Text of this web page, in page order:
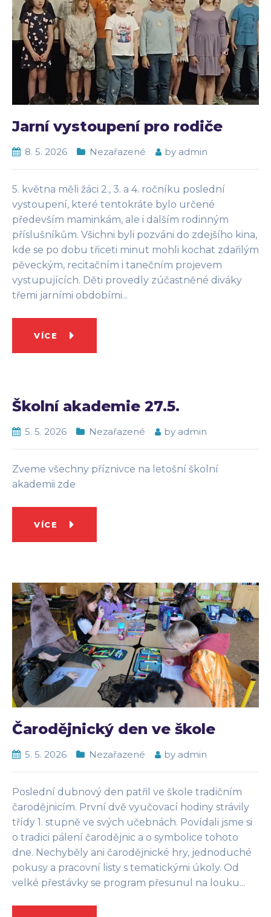
Jarní vystoupení pro rodiče
8. 5. 2026 Nezařazené by admin
5. května měli žáci 2., 3. a 4. ročníku poslední
vystoupení, které tentokráte bylo určené
především maminkám, ale i dalším rodinným
příslušníkům. Všichni byli pozváni do zdejšího kina,
kde se po dobu třiceti minut mohli kochat zdařilým
pěveckým, recitačním i tanečním projevem
vystupujících. Děti provedly zúčastněné diváky
třemi jarními obdobími...
VÍCE
Školní akademie 27.5.
5. 5. 2026 Nezařazené by admin
Zveme všechny příznivce na letošní školní
akademii zde
VÍCE
Čarodějnický den ve škole
5. 5. 2026 Nezařazené by admin
Poslední dubnový den patřil ve škole tradičním
čarodějnicím. První dvě vyučovací hodiny strávily
třídy 1. stupně ve svých učebnách. Povídali jsme si
o tradici pálení čarodějnic a o symbolice tohoto
dne. Nechyběly ani čarodějnické hry, jednoduché
pokusy a pracovní listy s tematickými úkoly. Od
velké přestávky se program přesunul na louku...